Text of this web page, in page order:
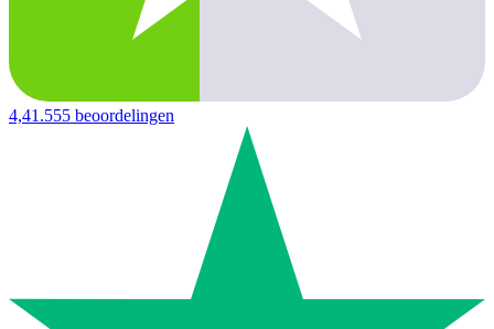
4,41.555 beoordelingen